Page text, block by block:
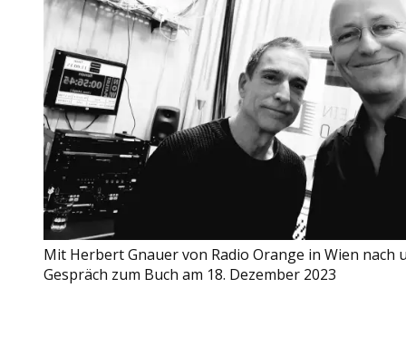
Mit Herbert Gnauer von Radio Orange in Wien nach
Gespräch zum Buch am 18. Dezember 2023